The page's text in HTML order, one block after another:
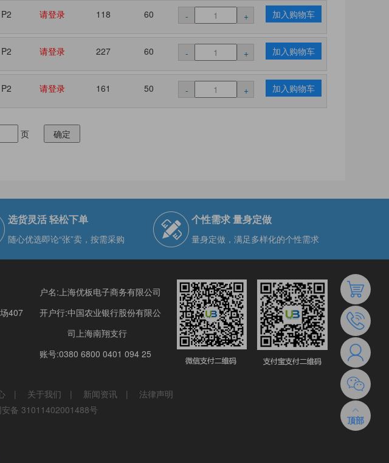
顶部
P2 请登录 118 60 - + 加入购物车
P2 请登录 227 60 - + 加入购物车
P2 请登录 161 50 - + 加入购物车
页 确定
选货灵活 轻松下单
随心优选即论“张”卖，按需采购
个性需求 量身定做
量身定做，满足多样化的个性需求
407
户名:上海优板电子商务有限公司
开户行:中国农业银行股份有限公
司上海南翔支行
账号:0380 6800 0401 094 25
| 关于我们 | 新闻资讯 |
法律声明
备 31011402001488号